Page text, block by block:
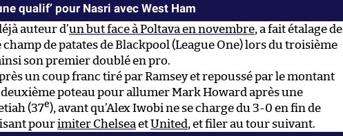
qualif’ pour Nasri avec West Ham
auteur d’un but face à Poltava en novembre, a fait étalage de
de patates de Blackpool (League One) lors du troisième
son premier doublé en pro.
un coup franc tiré par Ramsey et repoussé par le montant
deuxième poteau pour allumer Mark Howard après une
(37e), avant qu’Alex Iwobi ne se charge du 3-0 en fin de
pourimiter Chelsea etUnited , et filer au tour suivant.